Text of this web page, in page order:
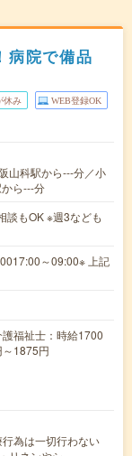
病院で備品
休み WEB登録OK
山科駅から---分／小
ら---分
談もOK ※週3なども
～09:00※ 上記
福祉士：時給1700
1875円
為は一切行わない